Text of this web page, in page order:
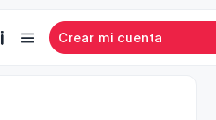
Crear mi cuenta